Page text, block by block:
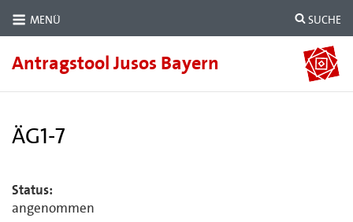
MENÜ SUCHE
Antragstool Jusos Bayern
ÄG1-7
Status:
angenommen